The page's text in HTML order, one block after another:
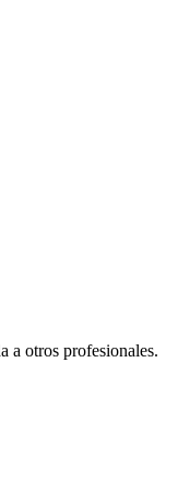
a otros profesionales.